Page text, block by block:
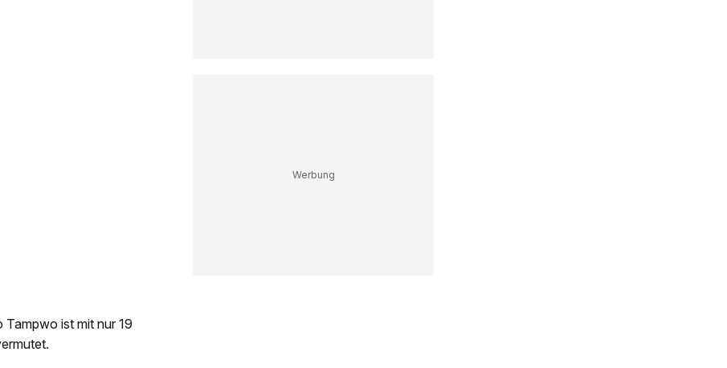
Tampwo ist mit nur 19